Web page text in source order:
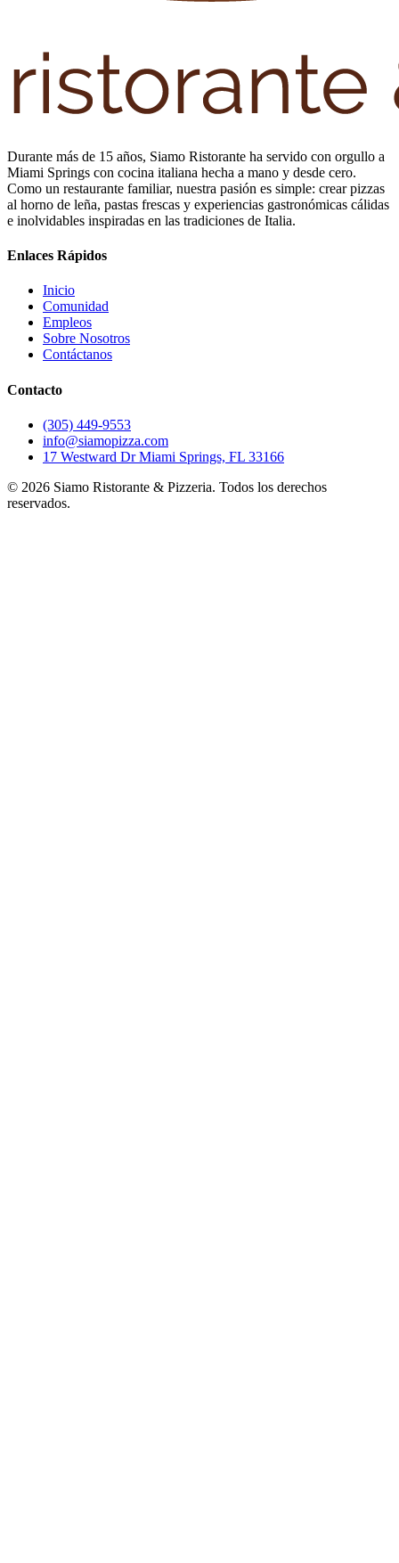
Durante más de 15 años, Siamo Ristorante ha servido con orgullo a
Miami Springs con cocina italiana hecha a mano y desde cero.
Como un restaurante familiar, nuestra pasión es simple: crear pizzas
al horno de leña, pastas frescas y experiencias gastronómicas cálidas
e inolvidables inspiradas en las tradiciones de Italia.
Enlaces Rápidos
Inicio
Comunidad
Empleos
Sobre Nosotros
Contáctanos
Contacto
(305) 449-9553
info@siamopizza.com
17 Westward Dr Miami Springs, FL 33166
© 2026 Siamo Ristorante & Pizzeria. Todos los derechos
reservados.